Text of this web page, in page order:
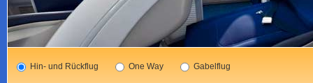
Hin- und Rückflug One Way Gabelflug